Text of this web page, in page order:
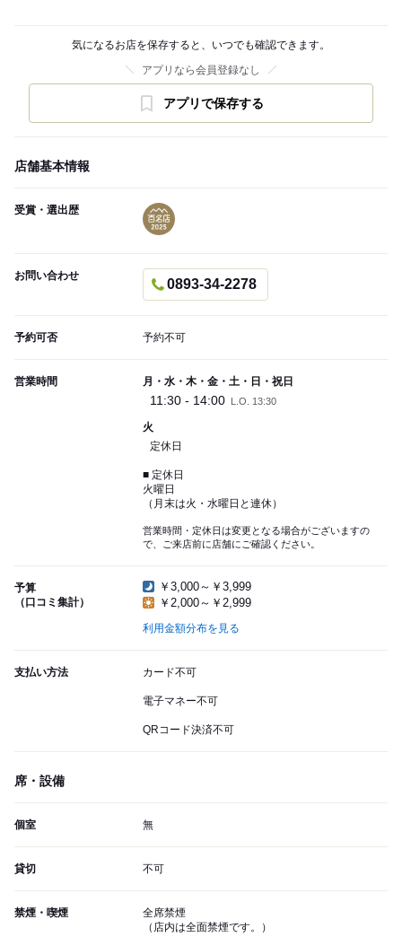
気になるお店を保存すると、いつでも確認できます。
アプリなら会員登録なし
アプリで保存する
店舗基本情報
受賞・選出歴
お問い合わせ
0893-34-2278
予約可否 予約不可
営業時間 月・水・木・金・土・日・祝日
11:30 - 14:00 L.O. 13:30
火
定休日
■ 定休日
火曜日
（月末は火・水曜日と連休）
営業時間・定休日は変更となる場合がございますの
で、ご来店前に店舗にご確認ください。
予算
（口コミ集計）
￥3,000～￥3,999
￥2,000～￥2,999
利用金額分布を見る
支払い方法 カード不可
電子マネー不可
QRコード決済不可
席・設備
個室 無
貸切 不可
禁煙・喫煙
全席禁煙
（店内は全面禁煙です。）